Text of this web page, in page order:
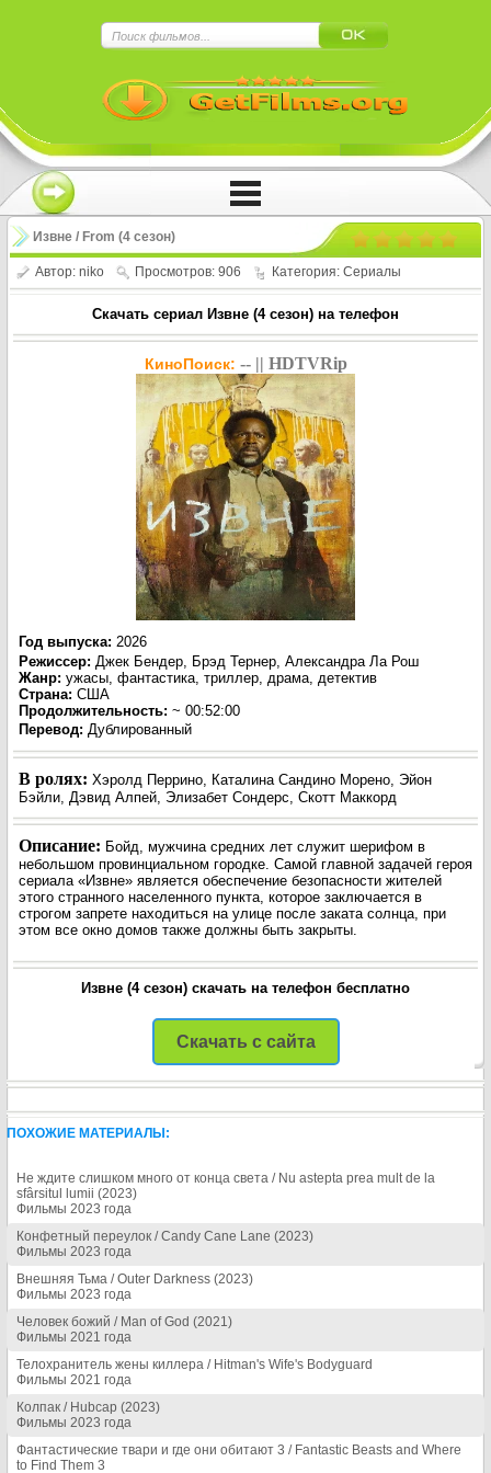
Извне / From (4 сезон)
Автор: niko Просмотров: 906 Категория: Сериалы
Скачать сериал Извне (4 сезон) на телефон
КиноПоиск: -- || HDTVRip
Год выпуска: 2026
Режиссер: Джек Бендер, Брэд Тернер, Александра Ла Рош
Жанр: ужасы, фантастика, триллер, драма, детектив
Страна: США
Продолжительность: ~ 00:52:00
Перевод: Дублированный
В ролях: Хэролд Перрино, Каталина Сандино Морено, Эйон
Бэйли, Дэвид Алпей, Элизабет Сондерс, Скотт Маккорд
Описание: Бойд, мужчина средних лет служит шерифом в
небольшом провинциальном городке. Самой главной задачей героя
сериала «Извне» является обеспечение безопасности жителей
этого странного населенного пункта, которое заключается в
строгом запрете находиться на улице после заката солнца, при
этом все окно домов также должны быть закрыты.
Извне (4 сезон) скачать на телефон бесплатно
Нажмите на
!!!Если Вы с телефона сперва нажмите на
троеточие в правом верхнем углу!!!
Скачать с сайта
ПОХОЖИЕ МАТЕРИАЛЫ:
Не ждите слишком много от конца света / Nu astepta prea mult de la
sfârsitul lumii (2023)
Фильмы 2023 года
Конфетный переулок / Candy Cane Lane (2023)
Фильмы 2023 года
Внешняя Тьма / Outer Darkness (2023)
Фильмы 2023 года
Человек божий / Man of God (2021)
Фильмы 2021 года
Телохранитель жены киллера / Hitman's Wife's Bodyguard
Фильмы 2021 года
Колпак / Hubcap (2023)
Фильмы 2023 года
Фантастические твари и где они обитают 3 / Fantastic Beasts and Where
to Find Them 3